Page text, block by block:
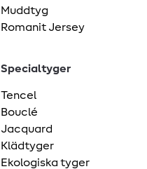
Muddtyg
Romanit Jersey
Specialtyger
Tencel
Bouclé
Jacquard
Klädtyger
Ekologiska tyger